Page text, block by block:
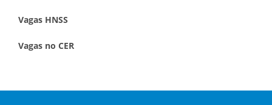
Vagas HNSS
Vagas no CER